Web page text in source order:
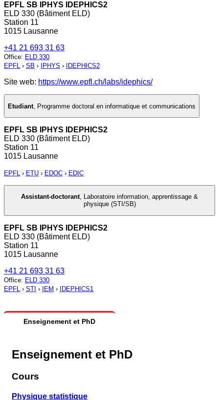
EPFL SB IPHYS IDEPHICS2
ELD 330 (Bâtiment ELD)
Station 11
1015 Lausanne
+41 21 693 31 63
Office: ELD 330
EPFL › SB › IPHYS › IDEPHICS2
Site web: https://www.epfl.ch/labs/idephics/
Etudiant Programme doctoral en informatique et communications
EPFL SB IPHYS IDEPHICS2
ELD 330 (Bâtiment ELD)
Station 11
1015 Lausanne
EPFL › ETU › EDOC › EDIC
Assistant-doctorant, Laboratoire information, apprentissage &
physique (STI/SB)
EPFL SB IPHYS IDEPHICS2
ELD 330 (Bâtiment ELD)
Station 11
1015 Lausanne
+41 21 693 31 63
Office: ELD 330
EPFL › STI › IEM › IDEPHICS1
Enseignement et PhD
Enseignement et PhD
Cours
Physique statistique